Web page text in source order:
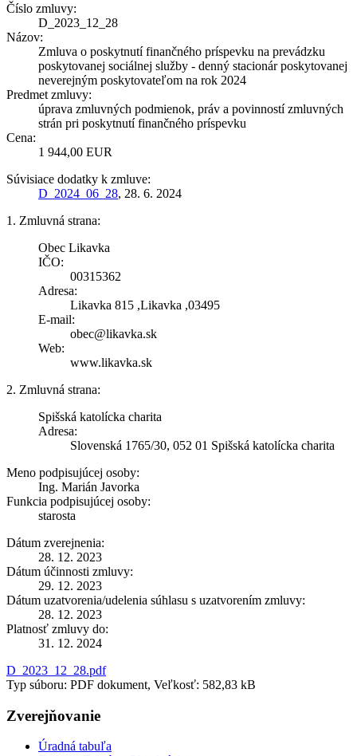
Číslo zmluvy:
D_2023_12_28
Názov:
Zmluva o poskytnutí finančného príspevku na prevádzku
poskytovanej sociálnej služby - denný stacionár poskytovanej
neverejným poskytovateľom na rok 2024
Predmet zmluvy:
úprava zmluvných podmienok, práv a povinností zmluvných
strán pri poskytnutí finančného príspevku
Cena:
1 944,00 EUR
Súvisiace dodatky k zmluve:
D_2024_06_28, 28. 6. 2024
1. Zmluvná strana:
Obec Likavka
IČO:
00315362
Adresa:
Likavka 815 ,Likavka ,03495
E-mail:
obec@likavka.sk
Web:
www.likavka.sk
2. Zmluvná strana:
Spišská katolícka charita
Adresa:
Slovenská 1765/30, 052 01 Spišská katolícka charita
Meno podpisujúcej osoby:
Ing. Marián Javorka
Funkcia podpisujúcej osoby:
starosta
Dátum zverejnenia:
28. 12. 2023
Dátum účinnosti zmluvy:
29. 12. 2023
Dátum uzatvorenia/udelenia súhlasu s uzatvorením zmluvy:
28. 12. 2023
Platnosť zmluvy do:
31. 12. 2024
D_2023_12_28.pdf
Typ súboru: PDF dokument, Veľkosť: 582,83 kB
Zverejňovanie
Úradná tabuľa